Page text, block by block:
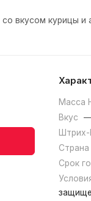
вкусом курицы и
Масса
Вкус
Страна
Срок